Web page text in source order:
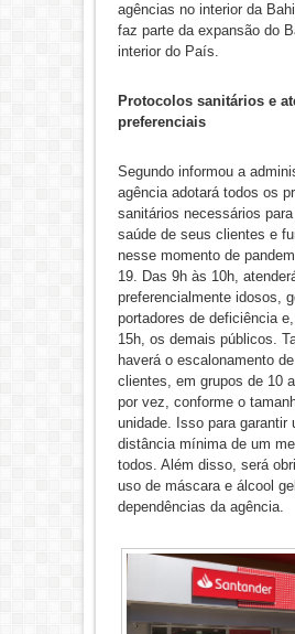
agências no interior da
faz parte da expansão do
interior do País.
Protocolos sanitários e
preferenciais
Segundo informou a
agência adotará todos os
sanitários necessários
saúde de seus clientes e
nesse momento de
19. Das 9h às 10h,
preferencialmente idosos,
portadores de deficiência
15h, os demais públicos.
haverá o escalonamento
clientes, em grupos de 10
por vez, conforme o
unidade. Isso para garantir
distância mínima de um
todos. Além disso, será
uso de máscara e álcool
dependências da agência.